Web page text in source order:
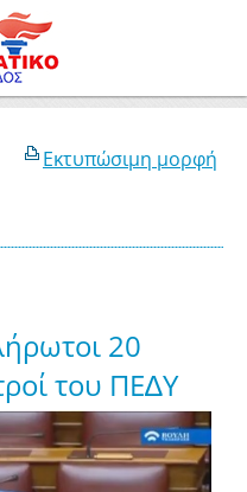
Εκτυπώσιμη μορφή
20
του ΠΕ∆Υ